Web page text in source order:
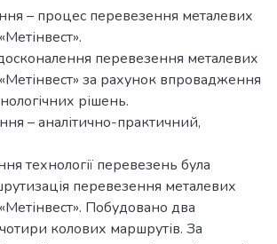
– процес перевезення металевих
перевезення металевих
за рахунок впровадження
рішень.
– аналітично-практичний,
технології перевезень була
перевезення металевих
Побудовано два
колових маршрутів. За